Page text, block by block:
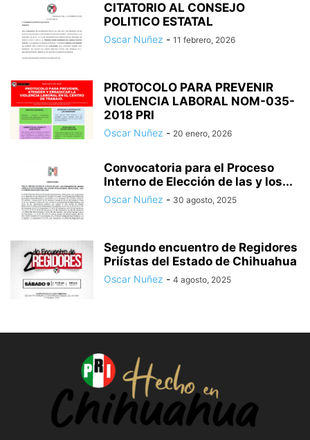
CITATORIO AL CONSEJO
POLITICO ESTATAL
Oscar Nuñez - 11 febrero, 2026
PROTOCOLO PARA PREVENIR
VIOLENCIA LABORAL NOM-035-
2018 PRI
Oscar Nuñez - 20 enero, 2026
Convocatoria para el Proceso
Interno de Elección de las y los...
Oscar Nuñez - 30 agosto, 2025
Segundo encuentro de Regidores
Priístas del Estado de Chihuahua
Oscar Nuñez - 4 agosto, 2025